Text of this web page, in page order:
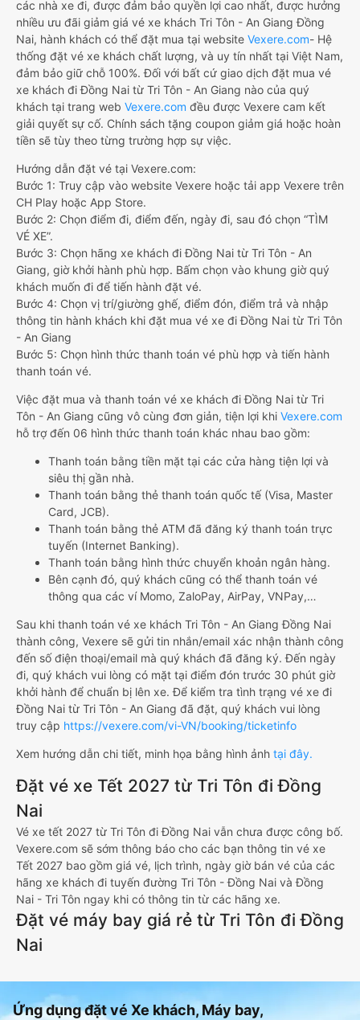
các nhà xe đi, được đảm bảo quyền lợi cao nhất, được hưởng
nhiều ưu đãi giảm giá vé xe khách Tri Tôn - An Giang Đồng
Nai, hành khách có thể đặt mua tại website Vexere.com- Hệ
thống đặt vé xe khách chất lượng, và uy tín nhất tại Việt Nam,
đảm bảo giữ chỗ 100%. Đối với bất cứ giao dịch đặt mua vé
xe khách đi Đồng Nai từ Tri Tôn - An Giang nào của quý
khách tại trang web Vexere.com đều được Vexere cam kết
giải quyết sự cố. Chính sách tặng coupon giảm giá hoặc hoàn
tiền sẽ tùy theo từng trường hợp sự việc.
Hướng dẫn đặt vé tại Vexere.com:
Bước 1: Truy cập vào website Vexere hoặc tải app Vexere trên
CH Play hoặc App Store.
Bước 2: Chọn điểm đi, điểm đến, ngày đi, sau đó chọn “TÌM
VÉ XE”.
Bước 3: Chọn hãng xe khách đi Đồng Nai từ Tri Tôn - An
Giang, giờ khởi hành phù hợp. Bấm chọn vào khung giờ quý
khách muốn đi để tiến hành đặt vé.
Bước 4: Chọn vị trí/giường ghế, điểm đón, điểm trả và nhập
thông tin hành khách khi đặt mua vé xe đi Đồng Nai từ Tri Tôn
- An Giang
Bước 5: Chọn hình thức thanh toán vé phù hợp và tiến hành
thanh toán vé.
Việc đặt mua và thanh toán vé xe khách đi Đồng Nai từ Tri
Tôn - An Giang cũng vô cùng đơn giản, tiện lợi khi Vexere.com
hỗ trợ đến 06 hình thức thanh toán khác nhau bao gồm:
Thanh toán bằng tiền mặt tại các cửa hàng tiện lợi và
siêu thị gần nhà.
Thanh toán bằng thẻ thanh toán quốc tế (Visa, Master
Card, JCB).
Thanh toán bằng thẻ ATM đã đăng ký thanh toán trực
tuyến (Internet Banking).
Thanh toán bằng hình thức chuyển khoản ngân hàng.
Bên cạnh đó, quý khách cũng có thể thanh toán vé
thông qua các ví Momo, ZaloPay, AirPay, VNPay,…
Sau khi thanh toán vé xe khách Tri Tôn - An Giang Đồng Nai
thành công, Vexere sẽ gửi tin nhắn/email xác nhận thành công
đến số điện thoại/email mà quý khách đã đăng ký. Đến ngày
đi, quý khách vui lòng có mặt tại điểm đón trước 30 phút giờ
khởi hành để chuẩn bị lên xe. Để kiểm tra tình trạng vé xe đi
Đồng Nai từ Tri Tôn - An Giang đã đặt, quý khách vui lòng
truy cập https://vexere.com/vi-VN/booking/ticketinfo
Xem hướng dẫn chi tiết, minh họa bằng hình ảnh tại đây.
Đặt vé xe Tết 2027 từ Tri Tôn đi Đồng
Nai
Vé xe tết 2027 từ Tri Tôn đi Đồng Nai vẫn chưa được công bố.
Vexere.com sẽ sớm thông báo cho các bạn thông tin vé xe
Tết 2027 bao gồm giá vé, lịch trình, ngày giờ bán vé của các
hãng xe khách đi tuyến đường Tri Tôn - Đồng Nai và Đồng
Nai - Tri Tôn ngay khi có thông tin từ các hãng xe.
Đặt vé máy bay giá rẻ từ Tri Tôn đi Đồng
Nai
Ứng dụng đặt vé Xe khách, Máy bay,